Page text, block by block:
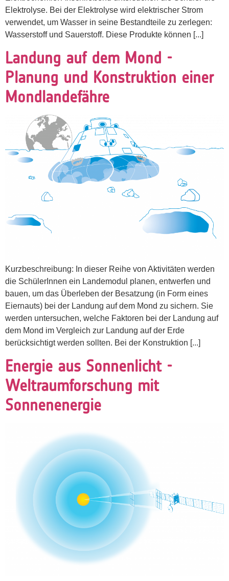
Elektrolyse. Bei der Elektrolyse wird elektrischer Strom
verwendet, um Wasser in seine Bestandteile zu zerlegen:
Wasserstoff und Sauerstoff. Diese Produkte können [...]
Landung auf dem Mond -
Planung und Konstruktion einer
Mondlandefähre
Kurzbeschreibung: In dieser Reihe von Aktivitäten werden
die SchülerInnen ein Landemodul planen, entwerfen und
bauen, um das Überleben der Besatzung (in Form eines
Eiernauts) bei der Landung auf dem Mond zu sichern. Sie
werden untersuchen, welche Faktoren bei der Landung auf
dem Mond im Vergleich zur Landung auf der Erde
berücksichtigt werden sollten. Bei der Konstruktion [...]
Energie aus Sonnenlicht -
Weltraumforschung mit
Sonnenenergie